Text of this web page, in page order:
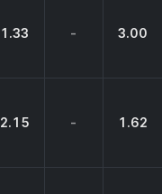
1.33 - 3.00
2.15 - 1.62